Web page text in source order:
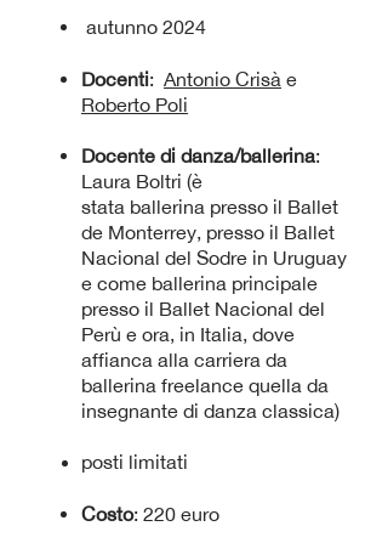
autunno 2024
Docenti: Antonio Crisà e
Roberto Poli
Docente di danza/ballerina:
Laura Boltri (è
stata ballerina presso il Ballet
de Monterrey, presso il Ballet
Nacional del Sodre in Uruguay
e come ballerina principale
presso il Ballet Nacional del
Perù e ora, in Italia, dove
affianca alla carriera da
ballerina freelance quella da
insegnante di danza classica)
posti limitati
Costo: 220 euro